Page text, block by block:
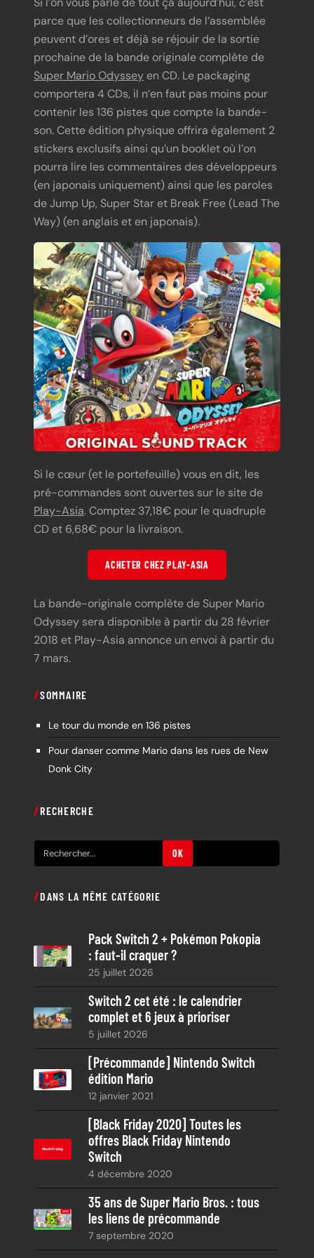
parce que les collectionneurs de l’assemblée
peuvent d’ores et déjà se réjouir de la sortie
prochaine de la bande originale complète de
Super Mario Odyssey en CD. Le packaging
comportera 4 CDs, il n’en faut pas moins pour
contenir les 136 pistes que compte la bande-
son. Cette édition physique offrira également 2
stickers exclusifs ainsi qu’un booklet où l’on
pourra lire les commentaires des développeurs
(en japonais uniquement) ainsi que les paroles
de Jump Up, Super Star et Break Free (Lead The
Way) (en anglais et en japonais).
Si le cœur (et le portefeuille) vous en dit, les
pré-commandes sont ouvertes sur le site de
Play-Asia. Comptez 37,18€ pour le quadruple
CD et 6,68€ pour la livraison.
ACHETER CHEZ PLAY-ASIA
La bande-originale complète de Super Mario
Odyssey sera disponible à partir du 28 février
2018 et Play-Asia annonce un envoi à partir du
7 mars.
SOMMAIRE
Le tour du monde en 136 pistes
Pour danser comme Mario dans les rues de New
Donk City
RECHERCHE
e
h
OK
DANS LA MÊME CATÉGORIE
Pack Switch 2 + Pokémon Pokopia
: faut-il craquer ?
25 juillet 2026
Switch 2 cet été : le calendrier
complet et 6 jeux à prioriser
5 juillet 2026
[Précommande] Nintendo Switch
édition Mario
12 janvier 2021
[Black Friday 2020] Toutes les
offres Black Friday Nintendo
Switch
4 décembre 2020
35 ans de Super Mario Bros. : tous
les liens de précommande
7 septembre 2020